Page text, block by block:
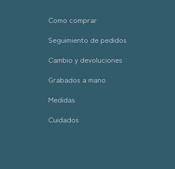
Como comprar
Seguimiento de pedidos
Cambio y devoluciones
Grabados a mano
Medidas
Cuidados